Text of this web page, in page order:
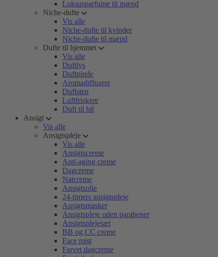
Luksusparfume til mænd
Niche-dufte
Vis alle
Niche-dufte til kvinder
Niche-dufte til mænd
Dufte til hjemmet
Vis alle
Duftlys
Duftpinde
Aromadiffusere
Duftsten
Luftfriskere
Duft til bil
Ansigt
Vis alle
Ansigtspleje
Vis alle
Ansigtscreme
Anti-aging creme
Dagcreme
Natcreme
Ansigtsolie
24-timers ansigtspleje
Ansigtsmasker
Ansigtspleje uden parabener
Ansigtsplejesæt
BB og CC creme
Face mist
Farvet dagcreme